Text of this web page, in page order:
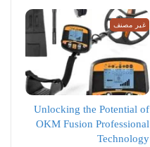
غير مصنف
Unlocking the Potential of
OKM Fusion Professional
Technology